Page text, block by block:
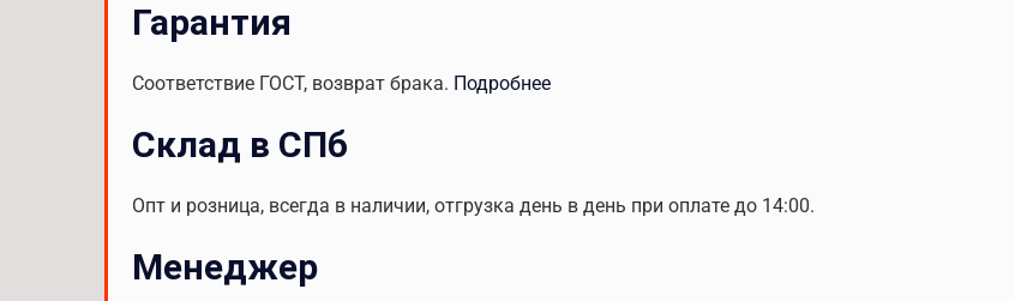
Гарантия
Соответствие ГОСТ, возврат брака. Подробнее
Склад в СПб
Опт и розница, всегда в наличии, отгрузка день в день при оплате до 14:00.
Менеджер